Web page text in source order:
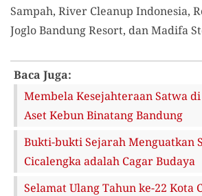
Sampah, River Cleanup Indonesia,
Joglo Bandung Resort, dan Madifa
Baca Juga:
Membela Kesejahteraan Satwa
Aset Kebun Binatang Bandung
Bukti-bukti Sejarah Menguatkan
Cicalengka adalah Cagar Budaya
Selamat Ulang Tahun ke-22 Kota